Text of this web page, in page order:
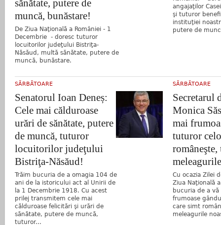
sănătate, putere de
muncă, bunăstare!
De Ziua Naţională a României - 1
Decembrie - doresc tuturor
locuitorilor judeţului Bistriţa-
Năsăud, multă sănătate, putere de
muncă, bunăstare.
angajaţilor
şi tuturor
instituţiei
putere de
SĂRBĂTOARE
Senatorul Ioan Deneș:
Cele mai călduroase
urări de sănătate, putere
de muncă, tuturor
locuitorilor judeţului
Bistriţa-Năsăud!
Trăim bucuria de a omagia 104 de
ani de la istoricului act al Unirii de
la 1 Decembrie 1918. Cu acest
prilej transmitem cele mai
călduroase felicitări şi urări de
sănătate, putere de muncă,
tuturor...
SĂRBĂTOARE
Secretarul
Monica
mai
tuturor
Cu ocazia Zilei
Ziua Naţională
bucuria de a vă
frumoase
care simt
meleagurile